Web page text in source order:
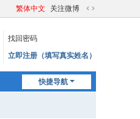
繁体中文 关注微博
切
宽
找回密码
立即注册（填写真实姓名）
快捷导航